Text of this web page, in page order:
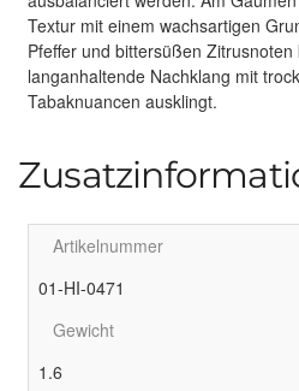
Textur mit einem wachsartigen
Pfeffer und bittersüßen
langanhaltende Nachklang mit
Tabaknuancen ausklingt.
Artikelnummer
01-HI-0471
Gewicht
1.6